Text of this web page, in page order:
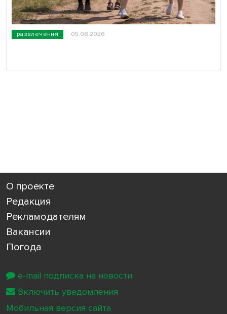
развлечения 05.08.2026
О проекте
Редакция
Рекламодателям
Вакансии
Погода
e-mail подписка на новости
Включить уведомления
Мобильная версия сайта